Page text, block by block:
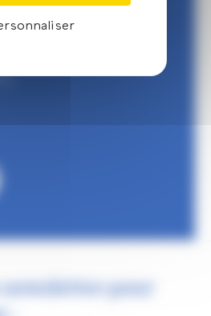
newsletter pour